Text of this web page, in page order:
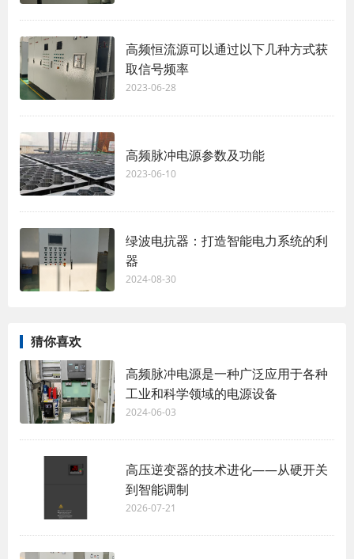
高频恒流源可以通过以下几种方式获
取信号频率
2023-06-28
高频脉冲电源参数及功能
2023-06-10
绿波电抗器：打造智能电力系统的利
器
2024-08-30
猜你喜欢
高频脉冲电源是一种广泛应用于各种
工业和科学领域的电源设备
2024-06-03
高压逆变器的技术进化——从硬开关
到智能调制
2026-07-21